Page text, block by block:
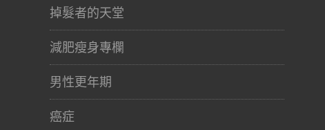
掉髮者的天堂
減肥瘦身專欄
男性更年期
癌症